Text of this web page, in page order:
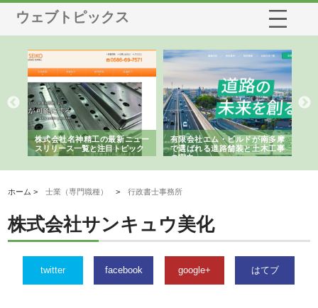
ウェブトピックス
株式会社名神精工の最新ニュー
スリリース一覧と注目トピック
有限会社エム・ビルドが南多摩
で選ばれる道路舗装と土木工事
の実力
ホーム >士業（専門職種） >行政書士事務所
株式会社サンキュウ美化
twitter facebook google+ はてブ